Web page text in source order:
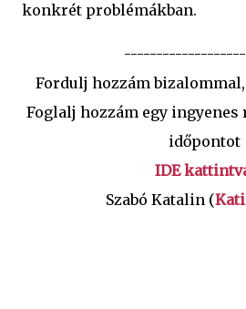
konkrét problémákban.
Fordulj hozzám
Foglalj hozzám egy
időpontot
IDE
Szabó Katalin (